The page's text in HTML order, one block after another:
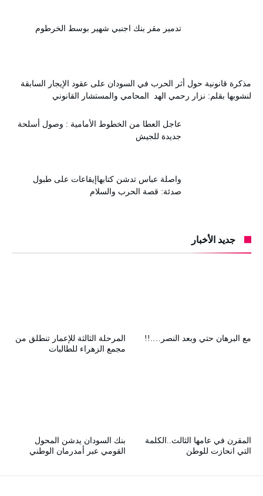
تدمير مقر بنك اجنبي شهير بوسط الخرطوم
مذكرة قانونية حول أثر الحرب في السودان على عقود الإيجار السابقة
لنشوبها بقلم: نزار رحمي الهد المحامي والمستشار القانوني
عاجل العطا من الخطوط الأمامية : وصول أسلحة
جديدة للجيش
واصلة عباس تدشن كتابهاإيقاعات على طبول
صدئة: قصة الحرب والسلام
جديد الأخبار
المرحلة الثالثة للإعمار تنطلق من
مجمع الزهراء للطالبات
مع البرهان حتي وبعد النصر….!!
بنك السودان يدشن المحول
القومي عبر أمدرمان الوطني
المقرن في عامها الثالث..الكلمة
التي انحازت للوطن